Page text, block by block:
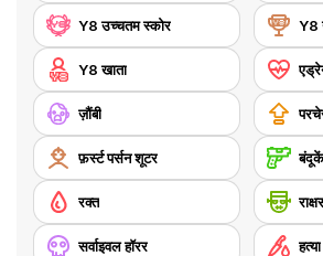
Y8 उच्चतम स्कोर Y8
Y8 खाता
ज़ौंबी
फ़र्स्ट पर्सन शूटर बंदूकें
रक्त
सर्वाइवल हॉरर हत्या